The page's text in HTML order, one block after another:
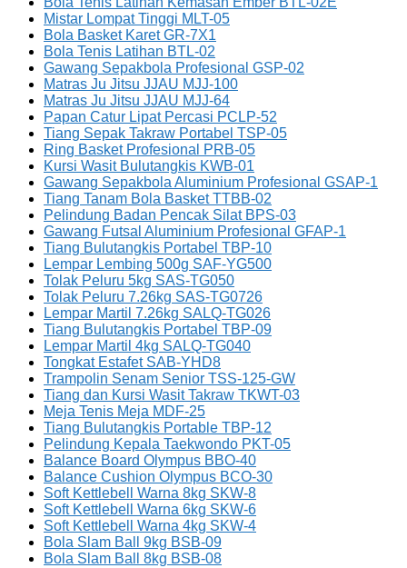
Mistar Lompat Tinggi MLT-05
Bola Basket Karet GR-7X1
Bola Tenis Latihan BTL-02
Gawang Sepakbola Profesional GSP-02
Matras Ju Jitsu JJAU MJJ-100
Matras Ju Jitsu JJAU MJJ-64
Papan Catur Lipat Percasi PCLP-52
Tiang Sepak Takraw Portabel TSP-05
Ring Basket Profesional PRB-05
Kursi Wasit Bulutangkis KWB-01
Gawang Sepakbola Aluminium Profesional GSAP-1
Tiang Tanam Bola Basket TTBB-02
Pelindung Badan Pencak Silat BPS-03
Gawang Futsal Aluminium Profesional GFAP-1
Tiang Bulutangkis Portabel TBP-10
Lempar Lembing 500g SAF-YG500
Tolak Peluru 5kg SAS-TG050
Tolak Peluru 7.26kg SAS-TG0726
Lempar Martil 7.26kg SALQ-TG026
Tiang Bulutangkis Portabel TBP-09
Lempar Martil 4kg SALQ-TG040
Tongkat Estafet SAB-YHD8
Trampolin Senam Senior TSS-125-GW
Tiang dan Kursi Wasit Takraw TKWT-03
Meja Tenis Meja MDF-25
Tiang Bulutangkis Portable TBP-12
Pelindung Kepala Taekwondo PKT-05
Balance Board Olympus BBO-40
Balance Cushion Olympus BCO-30
Soft Kettlebell Warna 8kg SKW-8
Soft Kettlebell Warna 6kg SKW-6
Soft Kettlebell Warna 4kg SKW-4
Bola Slam Ball 9kg BSB-09
Bola Slam Ball 8kg BSB-08